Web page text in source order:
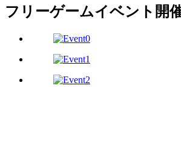
フリーゲームイベント開